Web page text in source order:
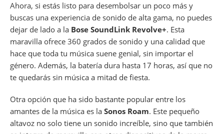
Ahora, si estás listo para desembolsar un poco más y
buscas una experiencia de sonido de alta gama, no puedes
dejar de lado a la Bose SoundLink Revolve+. Esta
maravilla ofrece 360 grados de sonido y una calidad que
hace que toda tu música suene genial, sin importar el
género. Además, la batería dura hasta 17 horas, así que no
te quedarás sin música a mitad de fiesta.
Otra opción que ha sido bastante popular entre los
amantes de la música es la Sonos Roam. Este pequeño
altavoz no solo tiene un sonido increíble, sino que también